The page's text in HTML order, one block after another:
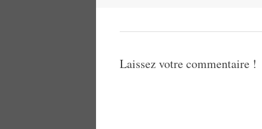
Laissez votre commentaire !